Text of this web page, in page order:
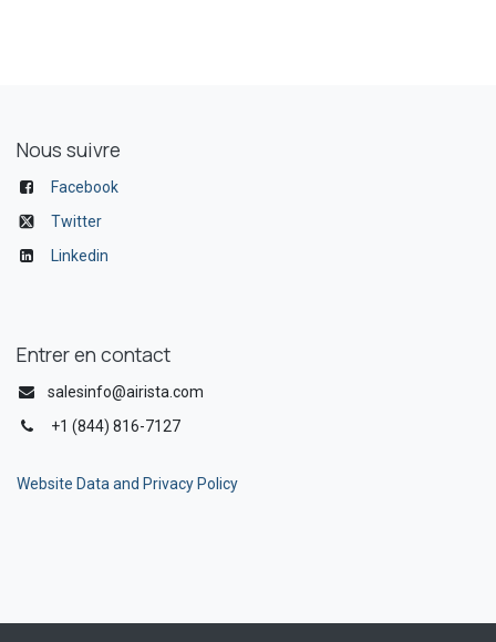
Nous suivre
Facebook
Twitter
Linkedin
Entrer en contact
salesinfo@airista.com
+1 (844) 816-7127
Website Data and Privacy Policy